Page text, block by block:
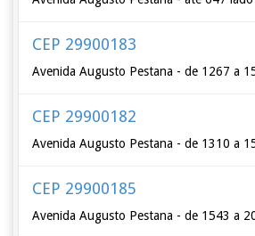
CEP 29900183
Avenida Augusto Pestana - de 1267 a
CEP 29900182
Avenida Augusto Pestana - de 1310 a
CEP 29900185
Avenida Augusto Pestana - de 1543 a